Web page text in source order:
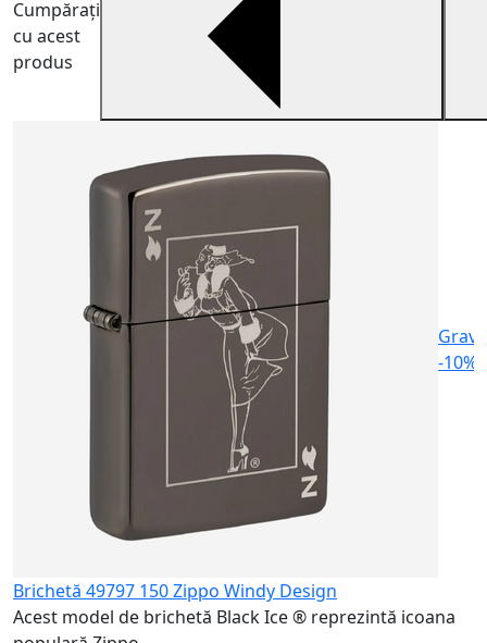
Cumpărați
cu acest
produs
-10%
Brichetă 49797 150 Zippo Windy Design
Acest model de brichetă Black Ice ® reprezintă icoana